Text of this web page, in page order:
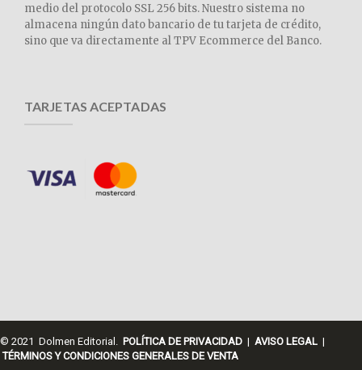
medio del protocolo SSL 256 bits. Nuestro sistema no
almacena ningún dato bancario de tu tarjeta de crédito,
sino que va directamente al TPV Ecommerce del Banco.
TARJETAS ACEPTADAS
© 2021 Dolmen Editorial. POLÍTICA DE PRIVACIDAD | AVISO LEGAL |
TÉRMINOS Y CONDICIONES GENERALES DE VENTA